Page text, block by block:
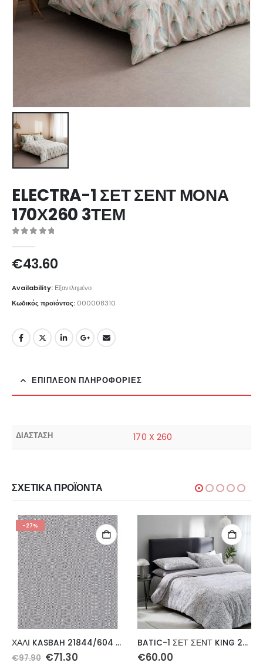
ELECTRA-1 ΣΕΤ ΣΕΝΤ ΜΟΝΑ
170Χ260 3ΤΕΜ
€43.60
Availability: Εξαντλημένο
Κωδικός προϊόντος: 000008310
ΕΠΙΠΛΈΟΝ ΠΛΗΡΟΦΟΡΊΕΣ
ΔΙΑΣΤΑΣΗ 170 X 260
ΣΧΕΤΙΚΆ ΠΡΟΪΌΝΤΑ
-27%
ΧΑΛΙ KASBAH 21844/604 ΣΤΟΚ Π.Χ. – 141X230 NewPlan
€97.90 Original
€71.30Η
BATIC-1 ΣΕΤ ΣΕΝΤ KING 270Χ270 4ΤΕΜ
€60.00